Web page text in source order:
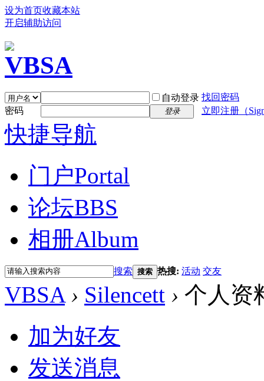
设为首页收藏本站
开启辅助访问
自动登录 找回密码
密码
登录 立即注册（
快捷导航
门户Portal
论坛BBS
相册Album
搜索 搜索 热搜: 活动 交友
VBSA › Silencett › 个人资
加为好友
发送消息